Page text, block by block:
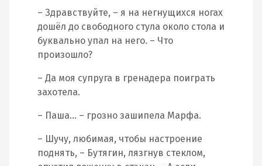
– Здравствуйте, – я на негнущихся ногах
дошёл до свободного стула около стола и
буквально упал на него. – Что
произошло?
– Да моя супруга в гренадера поиграть
захотела.
– Паша… – грозно зашипела Марфа.
– Шучу, любимая, чтобы настроение
поднять, – Бутягин, лязгнув стеклом,